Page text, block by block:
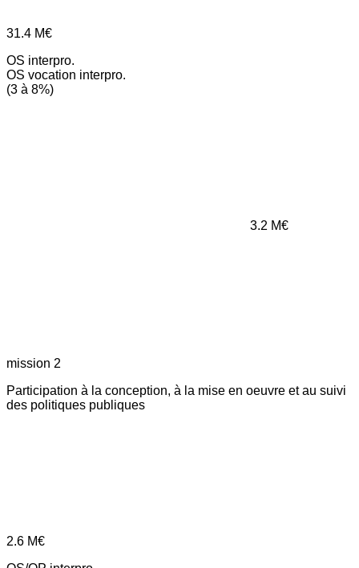
31.4 M€
OS interpro.
OS vocation interpro.
(3 à 8%)
3.2 M€
mission 2
Participation à la conception, à la mise en oeuvre et au suivi
des politiques publiques
2.6 M€